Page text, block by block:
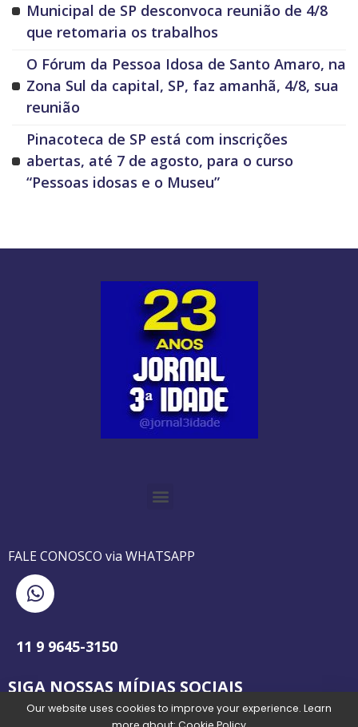
Municipal de SP desconvoca reunião de 4/8
que retomaria os trabalhos
O Fórum da Pessoa Idosa de Santo Amaro, na
Zona Sul da capital, SP, faz amanhã, 4/8, sua
reunião
Pinacoteca de SP está com inscrições
abertas, até 7 de agosto, para o curso
“Pessoas idosas e o Museu”
FALE CONOSCO via WHATSAPP
11 9 9645-3150
SIGA NOSSAS MÍDIAS SOCIAIS
Our website uses cookies to improve your experience. Learn